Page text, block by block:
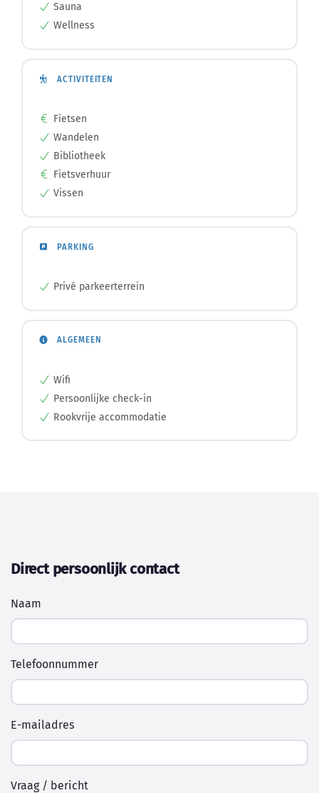
Sauna
Wellness
ACTIVITEITEN
Fietsen
Wandelen
Bibliotheek
Fietsverhuur
Vissen
PARKING
Privé parkeerterrein
ALGEMEEN
Wifi
Persoonlijke check-in
Rookvrije accommodatie
Direct persoonlijk contact
Naam
Telefoonnummer
E-mailadres
Vraag / bericht